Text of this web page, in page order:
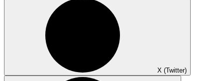
X (Twitter)